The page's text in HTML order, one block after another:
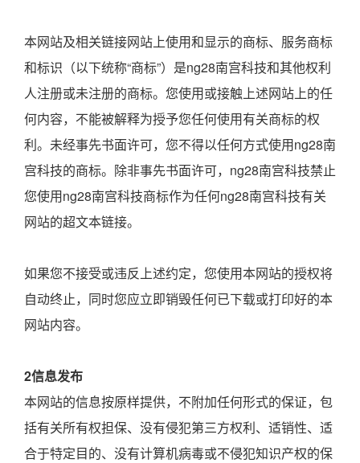
本网站及相关链接网站上使用和显示的商标、服务商标
和标识（以下统称“商标”）是ng28南宫科技和其他权利
人注册或未注册的商标。您使用或接触上述网站上的任
何内容，不能被解释为授予您任何使用有关商标的权
利。未经事先书面许可，您不得以任何方式使用ng28南
宫科技的商标。除非事先书面许可，ng28南宫科技禁止
您使用ng28南宫科技商标作为任何ng28南宫科技有关
网站的超文本链接。
如果您不接受或违反上述约定，您使用本网站的授权将
自动终止，同时您应立即销毁任何已下载或打印好的本
网站内容。
2信息发布
本网站的信息按原样提供，不附加任何形式的保证，包
括有关所有权担保、没有侵犯第三方权利、适销性、适
合于特定目的、没有计算机病毒或不侵犯知识产权的保